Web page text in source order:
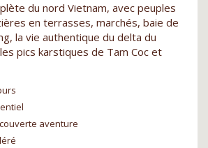
du nord Vietnam, avec peuples
en terrasses, marchés, baie de
la vie authentique du delta du
pics karstiques de Tam Coc et
aventure